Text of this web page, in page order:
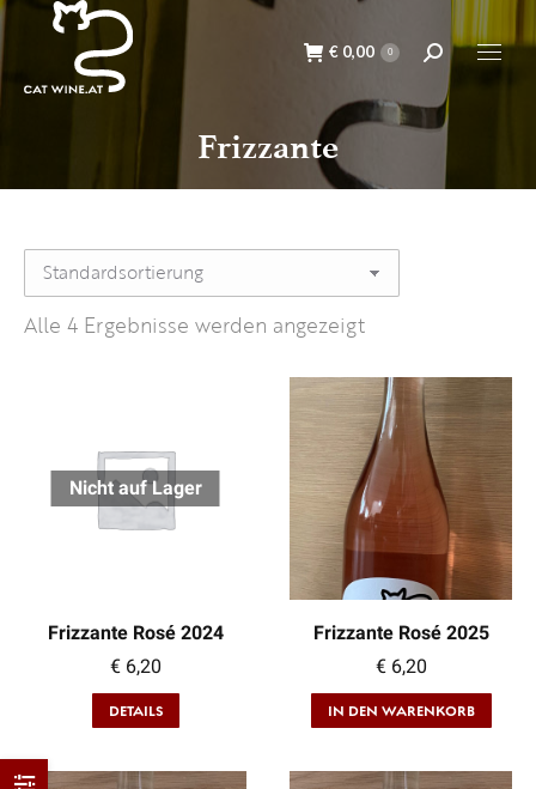
€ 0,00 0 Suche:
Frizzante
Alle 4 Ergebnisse werden angezeigt
Nicht auf Lager
Frizzante Rosé 2024
€6,20
DETAILS
Frizzante Rosé 2025
€6,20
IN DEN WARENKORB